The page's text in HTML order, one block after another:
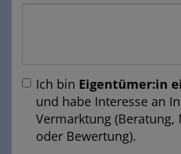
Ich bin Eigentümer:in
und habe Interesse an
Vermarktung
oder Bewertung).